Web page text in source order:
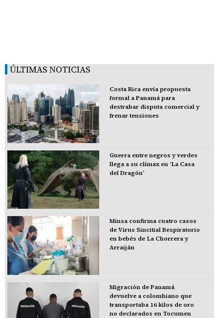
ÚLTIMAS NOTICIAS
Costa Rica envía propuesta
formal a Panamá para
destrabar disputa comercial y
frenar tensiones
Guerra entre negros y verdes
llega a su clímax en ‘La Casa
del Dragón’
Minsa confirma cuatro casos
de Virus Sincitial Respiratorio
en bebés de La Chorrera y
Arraiján
Migración de Panamá
devuelve a colombiano que
transportaba 16 kilos de oro
no declarados en Tocumen